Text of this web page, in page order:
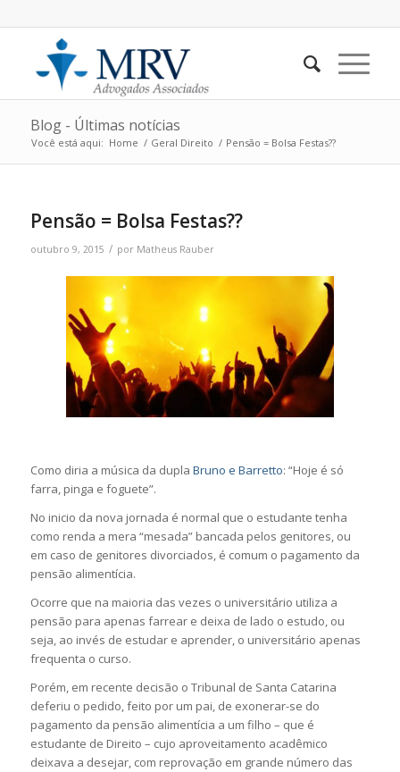
Blog - Últimas notícias
Você está aqui: Home / Geral Direito / Pensão = Bolsa Festas??
Pensão = Bolsa Festas??
outubro 9, 2015 / por Matheus Rauber
Como diria a música da dupla Bruno e Barretto: “Hoje é só
farra, pinga e foguete”.
No inicio da nova jornada é normal que o estudante tenha
como renda a mera “mesada” bancada pelos genitores, ou
em caso de genitores divorciados, é comum o pagamento da
pensão alimentícia.
Ocorre que na maioria das vezes o universitário utiliza a
pensão para apenas farrear e deixa de lado o estudo, ou
seja, ao invés de estudar e aprender, o universitário apenas
frequenta o curso.
Porém, em recente decisão o Tribunal de Santa Catarina
deferiu o pedido, feito por um pai, de exonerar-se do
pagamento da pensão alimentícia a um filho – que é
estudante de Direito – cujo aproveitamento acadêmico
deixava a desejar, com reprovação em grande número das